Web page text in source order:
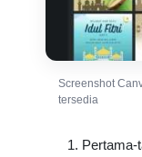
Screenshot
tersedia
Pertama-